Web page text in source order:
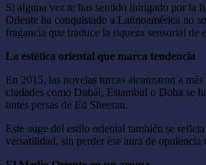
Si alguna vez te has sentido intrigado por la
Oriente ha conquistado a Latinoamérica no
fragancia que traduce la riqueza sensorial
La estética oriental que marca tendencia
En 2015, las novelas turcas alcanzaron a
ciudades como Dubái, Estambul o Doha se
tintes persas de Ed Sheeran.
Este auge del estilo oriental también se
versatilidad, sin perder ese aura de